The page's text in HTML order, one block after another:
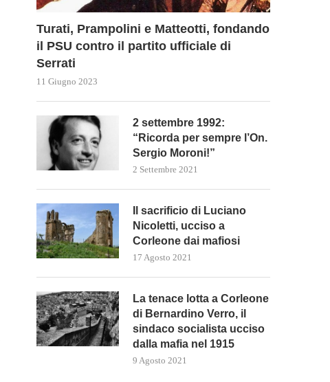
Turati, Prampolini e Matteotti, fondando
il PSU contro il partito ufficiale di
Serrati
11 Giugno 2023
2 settembre 1992:
“Ricorda per sempre l’On.
Sergio Moroni!”
2 Settembre 2021
Il sacrificio di Luciano
Nicoletti, ucciso a
Corleone dai mafiosi
17 Agosto 2021
La tenace lotta a Corleone
di Bernardino Verro, il
sindaco socialista ucciso
dalla mafia nel 1915
9 Agosto 2021